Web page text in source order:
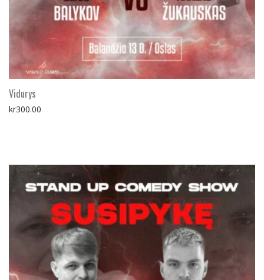
Vidurys
kr300.00